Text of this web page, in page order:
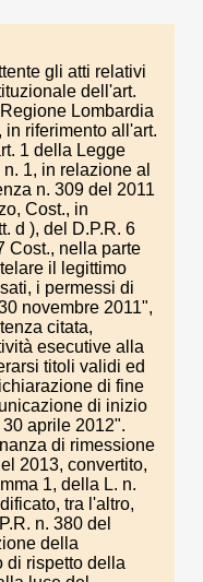
gli atti relativi
dell'art.
Lombardia
in riferimento all'art.
1 della Legge
1, in relazione al
n. 309 del 2011
Cost., in
d ), del D.P.R. 6
Cost., nella parte
il legittimo
i permessi di
novembre 2011",
citata,
esecutive alla
titoli validi ed
di fine
di inizio
aprile 2012".
di rimessione
2013, convertito,
1, della L. n.
tra l'altro,
n. 380 del
della
di rispetto della